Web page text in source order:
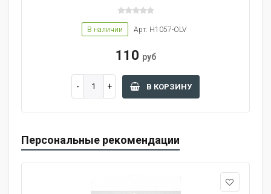
В наличии Арт: H1057-OLV
110 руб
В КОРЗИНУ
Персональные рекомендации